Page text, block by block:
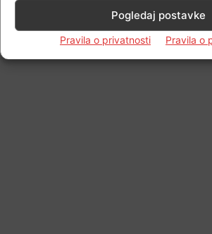
Pogledaj postavke
Pravila o privatnosti Pravila o